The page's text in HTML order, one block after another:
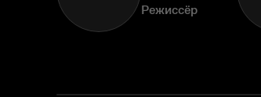
Режиссёр